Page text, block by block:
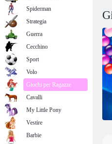
Spiderman
Strategia
Guerra
Cecchino
Sport
Volo
Giochi per Ragazze
Cavalli
My Little Pony
Vestire
Barbie